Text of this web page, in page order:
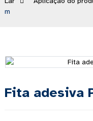
m
Fita adesiva